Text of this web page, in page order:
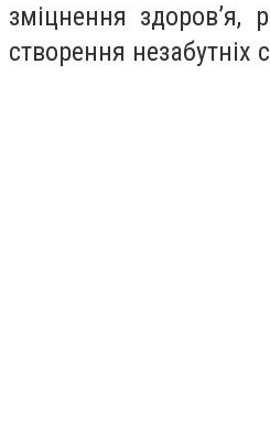
зміцнення здоров’я,
створення незабутніх